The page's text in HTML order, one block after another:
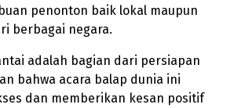
penonton baik lokal maupun
berbagai negara.
adalah bagian dari persiapan
bahwa acara balap dunia ini
dan memberikan kesan positif